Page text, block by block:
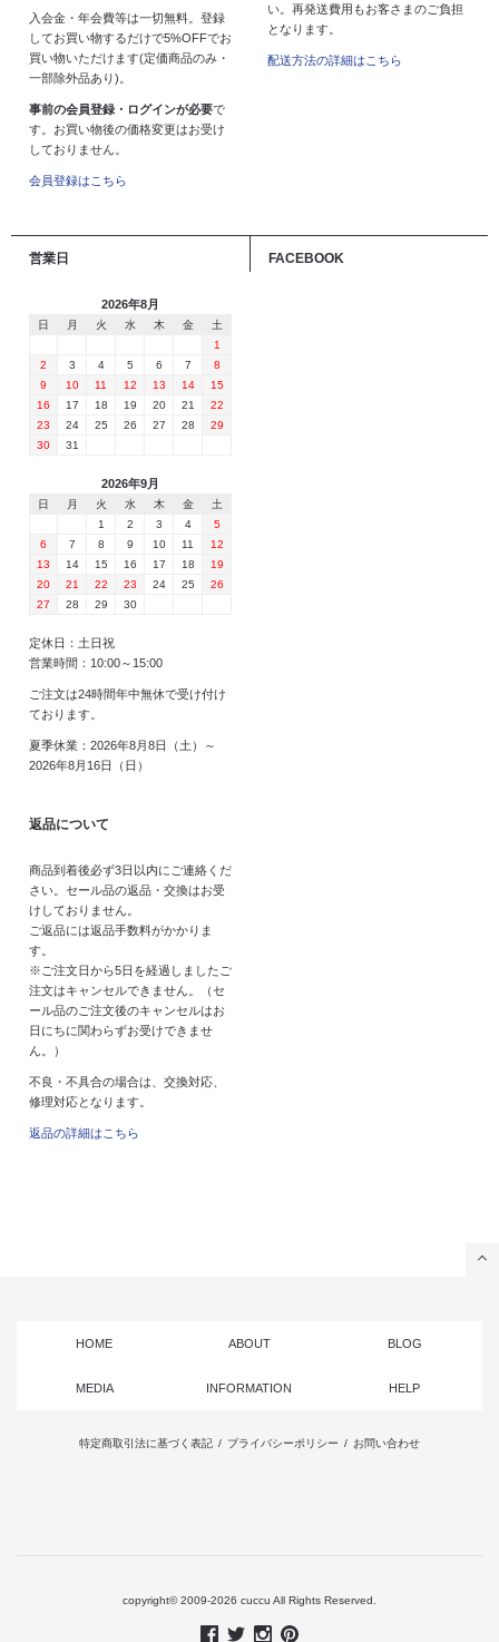
入会金・年会費等は一切無料。登録
してお買い物するだけで5%OFFでお
買い物いただけます(定価商品のみ・
一部除外品あり)。
事前の会員登録・ログインが必要で
す。お買い物後の価格変更はお受け
しておりません。
会員登録はこちら
い。再発送費用もお客さまのご負担
となります。
配送方法の詳細はこちら
営業日
2026年8月
日 月 火 水 木 金
土
1
2
3 4 5 6 7
8
9
10 11 12 13 14
15
16
17 18 19 20 21
22
23
24 25 26 27 28
29
30
31
2026年9月
日 月 火 水 木 金
土
1
2 3 4
5
6
7 8 9 10 11
12
13
14 15 16 17 18
19
20
21 22 23 24 25
26
27
28 29 30
定休日：土日祝
営業時間：10:00～15:00
ご注文は24時間年中無休で受け付け
ております。
夏季休業：2026年8月8日（土）～
2026年8月16日（日）
返品について
商品到着後必ず3日以内にご連絡くだ
さい。セール品の返品・交換はお受
けしておりません。
ご返品には返品手数料がかかりま
す。
※ご注文日から5日を経過しましたご
注文はキャンセルできません。（セ
ール品のご注文後のキャンセルはお
日にちに関わらずお受けできませ
ん。）
不良・不具合の場合は、交換対応、
修理対応となります。
返品の詳細はこちら
FACEBOOK
HOME ABOUT BLOG
MEDIA INFORMATION HELP
特定商取引法に基づく表記 / プライバシーポリシー / お問い合わせ
copyright© 2009-2026 cuccu All Rights Reserved.